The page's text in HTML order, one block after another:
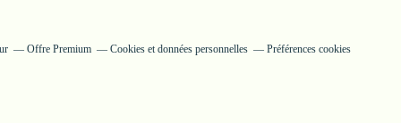
Offre Premium Cookies et données personnelles Préférences cookies